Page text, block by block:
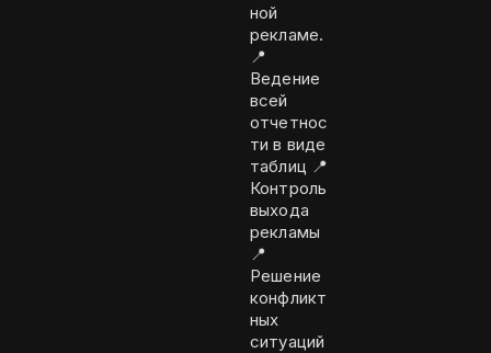
ной
рекламе.
📍
Ведение
всей
отчетнос
ти в виде
таблиц 📍
Контроль
выхода
рекламы
📍
Решение
конфликт
ных
ситуаций